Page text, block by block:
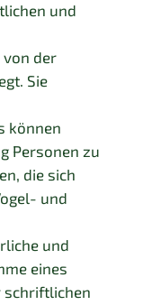
und
von der
Sie
können
Personen zu
die sich
und
und
eines
schriftlichen